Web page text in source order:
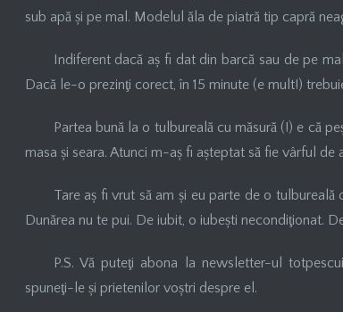
sub apă și pe mal. Modelul ăla de piatră tip capră
Indiferent dacă aș fi dat din barcă sau de pe
Dacă le-o prezinţi corect, în 15 minute (e mult!)
Partea bună la o tulbureală cu măsură (!) e că
masa și seara. Atunci m-aș fi așteptat să fie vârful
Tare aș fi vrut să am și eu parte de o
Dunărea nu te pui. De iubit, o iubești necondiţionat.
P.S. Vă puteţi abona la newsletter-ul
spuneţi-le și prietenilor voștri despre el.